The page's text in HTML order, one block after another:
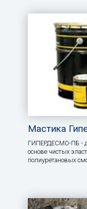
Мастика
ГИПЕРДЕСМО-ПБ -
основе чистых
полиуретановых